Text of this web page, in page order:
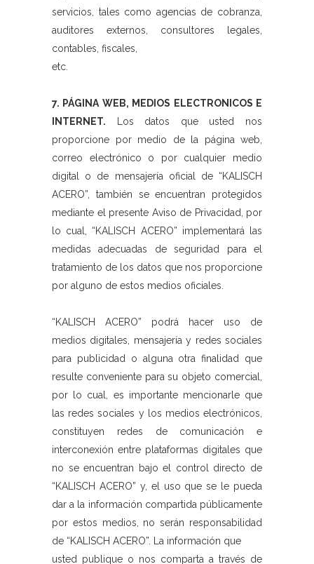
servicios, tales como agencias de cobranza,
auditores externos, consultores legales,
contables, fiscales,
etc.
7. PÁGINA WEB, MEDIOS ELECTRONICOS E
INTERNET. Los datos que usted nos
proporcione por medio de la página web,
correo electrónico o por cualquier medio
digital o de mensajería oficial de “KALISCH
ACERO”, también se encuentran protegidos
mediante el presente Aviso de Privacidad, por
lo cual, “KALISCH ACERO” implementará las
medidas adecuadas de seguridad para el
tratamiento de los datos que nos proporcione
por alguno de estos medios oficiales.
“KALISCH ACERO” podrá hacer uso de
medios digitales, mensajería y redes sociales
para publicidad o alguna otra finalidad que
resulte conveniente para su objeto comercial,
por lo cual, es importante mencionarle que
las redes sociales y los medios electrónicos,
constituyen redes de comunicación e
interconexión entre plataformas digitales que
no se encuentran bajo el control directo de
“KALISCH ACERO” y, el uso que se le pueda
dar a la información compartida públicamente
por estos medios, no serán responsabilidad
de “KALISCH ACERO”. La información que
usted publique o nos comparta a través de